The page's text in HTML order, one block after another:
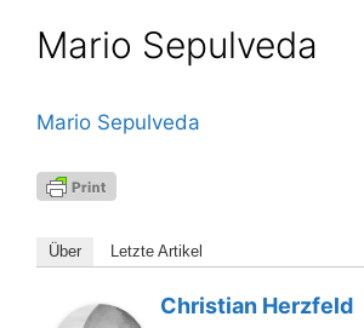
Mario Sepulveda
Mario Sepul­ve­da
Über Letz­te Artikel
Christian Herzfeld